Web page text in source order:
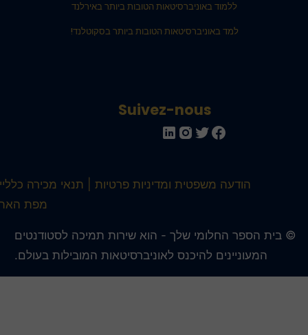
ללמוד באוניברסיטאות הטובות ביותר באירלנד
למד באוניברסיטאות הטובות ביותר בסקוטלנד!
Suivez-nous
הודעה משפטית ומדיניות פרטיות
תנאי מכירה כלליים
מפת האתר
בית הספר החלומי שלך - הוא שירות תמיכה לסטודנטים
המעוניינים להיכנס לאוניברסיטאות המובילות בעולם.